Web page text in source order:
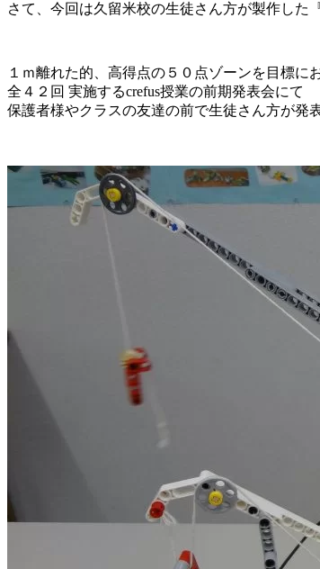
さて、今回は久留米校の生徒さん方が製作した
１ｍ離れた的、高得点の５０点ゾーンを目標に
全４２回 実施するcrefus授業の前期発表会にて
保護者様やクラスの友達の前で生徒さん方が発